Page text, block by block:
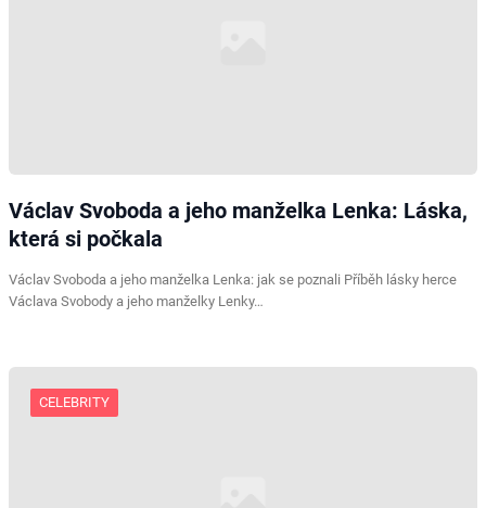
Václav Svoboda a jeho manželka Lenka: Láska,
která si počkala
Václav Svoboda a jeho manželka Lenka: jak se poznali Příběh lásky herce
Václava Svobody a jeho manželky Lenky…
CELEBRITY